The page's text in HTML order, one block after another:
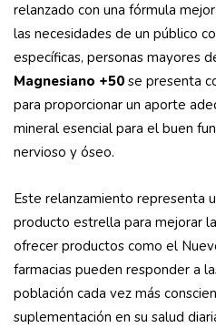
relanzado con una fórmula
las necesidades de un público
específicas, personas mayores
Magnesiano +50 se presenta
para proporcionar un aporte
mineral esencial para el buen
nervioso y óseo.
Este relanzamiento representa
producto estrella para mejorar
ofrecer productos como el
farmacias pueden responder a
población cada vez más
suplementación en su salud